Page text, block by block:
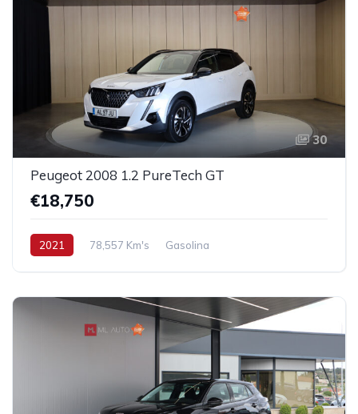
30
Peugeot 2008 1.2 PureTech GT
€18,750
2021 78,557 Km's Gasolina